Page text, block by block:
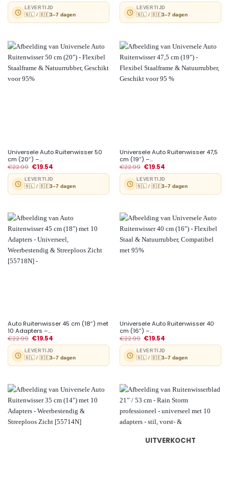
LEVERTIJD
🇳🇱 / 🇧🇪3–7 dagen
LEVERTIJD
🇳🇱 / 🇧🇪3–7 dagen
Universele Auto Ruitenwisser 50
cm (20″) –...
€22.99 €19.54
LEVERTIJD
🇳🇱 / 🇧🇪3–7 dagen
Universele Auto Ruitenwisser 47,5
cm (19″) –...
€22.99 €19.54
LEVERTIJD
🇳🇱 / 🇧🇪3–7 dagen
Auto Ruitenwisser 45 cm (18″) met
10 Adapters –...
€22.99 €19.54
LEVERTIJD
🇳🇱 / 🇧🇪3–7 dagen
Universele Auto Ruitenwisser 40
cm (16″) –...
€22.99 €19.54
LEVERTIJD
🇳🇱 / 🇧🇪3–7 dagen
UITVERKOCHT